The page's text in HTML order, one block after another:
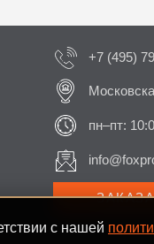
+7 (495)
пн–пт:
с нашей